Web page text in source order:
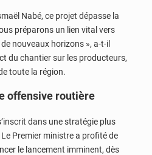
Nabé, ce projet dépasse la
préparons un lien vital vers
nouveaux horizons », a-t-il
du chantier sur les producteurs,
toute la région.
offensive routière
dans une stratégie plus
Premier ministre a profité de
le lancement imminent, dès